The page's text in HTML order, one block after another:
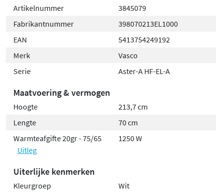
Artikelnummer
3845079
Fabrikantnummer
398070213EL1000
EAN
5413754249192
Merk
Vasco
Serie
Aster-A HF-EL-A
Maatvoering & vermogen
Hoogte
213,7 cm
Lengte
70 cm
Warmteafgifte 20gr - 75/65
Uitleg
1250 W
Uiterlijke kenmerken
Kleurgroep
Wit